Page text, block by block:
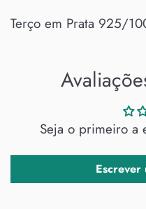
Terço em Prata 925/
Seja o primeiro a
Escrever